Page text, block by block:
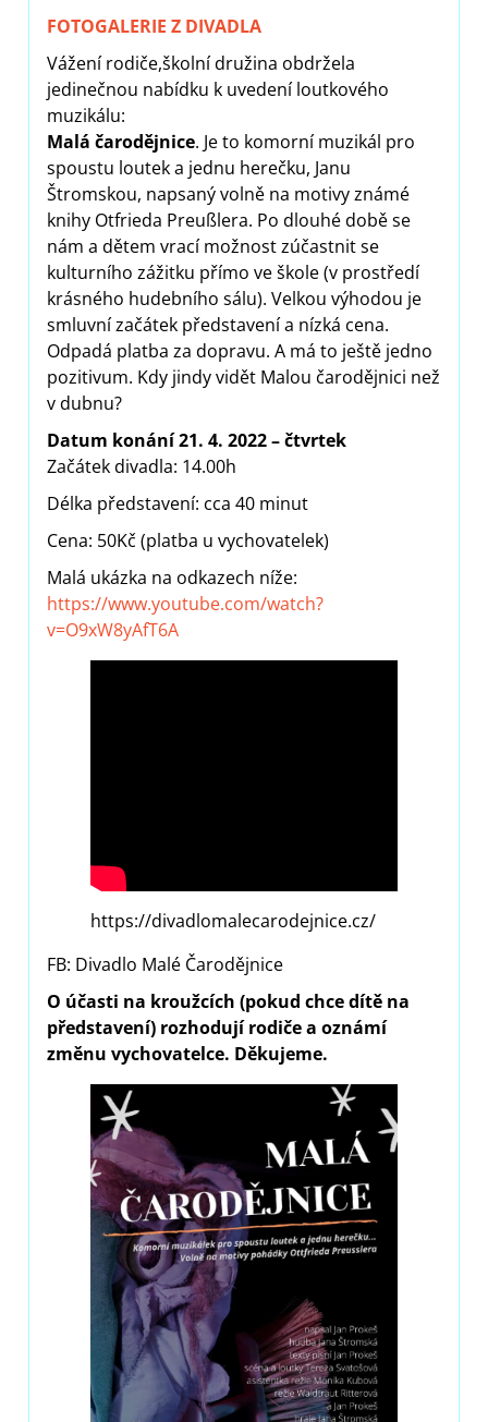
FOTOGALERIE Z DIVADLA
Vážení rodiče,školní družina obdržela
jedinečnou nabídku k uvedení loutkového
muzikálu:
Malá čarodějnice. Je to komorní muzikál pro
spoustu loutek a jednu herečku, Janu
Štromskou, napsaný volně na motivy známé
knihy Otfrieda Preußlera. Po dlouhé době se
nám a dětem vrací možnost zúčastnit se
kulturního zážitku přímo ve škole (v prostředí
krásného hudebního sálu). Velkou výhodou je
smluvní začátek představení a nízká cena.
Odpadá platba za dopravu. A má to ještě jedno
pozitivum. Kdy jindy vidět Malou čarodějnici než
v dubnu?
Datum konání 21. 4. 2022 – čtvrtek
Začátek divadla: 14.00h
Délka představení: cca 40 minut
Cena: 50Kč (platba u vychovatelek)
Malá ukázka na odkazech níže:
https://www.youtube.com/watch?
v=O9xW8yAfT6A
https://divadlomalecarodejnice.cz/
FB: Divadlo Malé Čarodějnice
O účasti na kroužcích (pokud chce dítě na
představení) rozhodují rodiče a oznámí
změnu vychovatelce. Děkujeme.